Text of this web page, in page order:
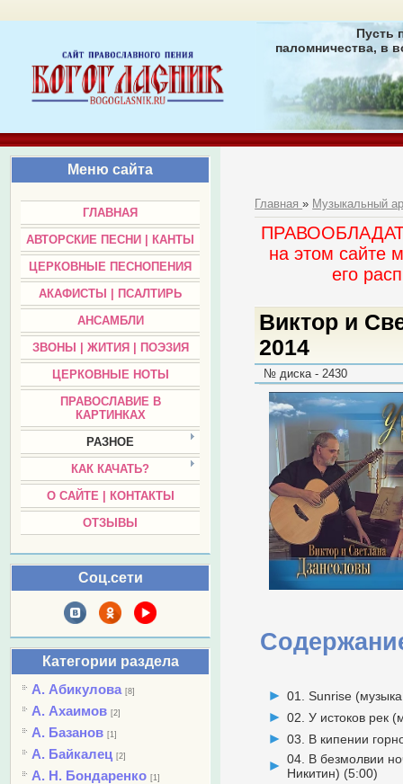
Пусть
паломничества, в
Меню сайта
ГЛАВНАЯ
АВТОРСКИЕ ПЕСНИ | КАНТЫ
ЦЕРКОВНЫЕ ПЕСНОПЕНИЯ
АКАФИСТЫ | ПСАЛТИРЬ
АНСАМБЛИ
ЗВОНЫ | ЖИТИЯ | ПОЭЗИЯ
ЦЕРКОВНЫЕ НОТЫ
ПРАВОСЛАВИЕ В
КАРТИНКАХ
РАЗНОЕ
КАК КАЧАТЬ?
О САЙТЕ | КОНТАКТЫ
ОТЗЫВЫ
Соц.сети
Категории раздела
А. Абикулова [8]
А. Ахаимов [2]
А. Базанов [1]
А. Байкалец [2]
А. Н. Бондаренко [1]
Главная» Музыкальный
на этом сайте
его
Виктор и
2014
№ диска - 2430
01. Sunrise
02. У истоков рек
03. В кипении
04. В безмолвии
Никитин) (5:00)